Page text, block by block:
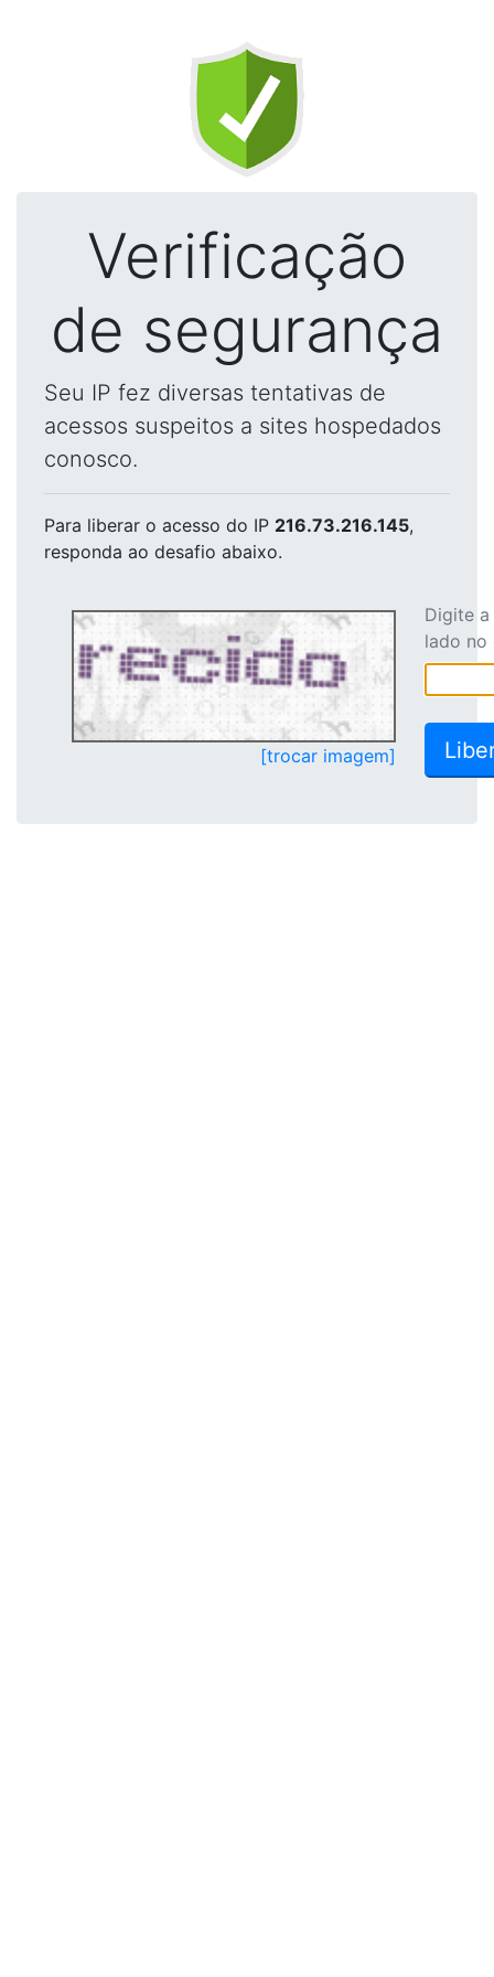
Verificação
de segurança
Seu IP fez diversas tentativas de
acessos suspeitos a sites hospedados
conosco.
Para liberar o acesso do IP 216.73.216.145,
responda ao desafio abaixo.
[trocar imagem]
Digite
lado no